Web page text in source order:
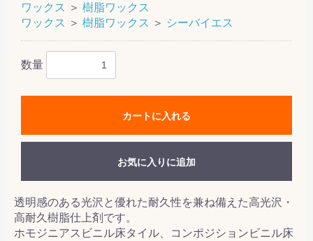
ワックス ＞ 樹脂ワックス
ワックス ＞ 樹脂ワックス ＞ シーバイエス
数量
カートに入れる
お気に入りに追加
透明感のある光沢と優れた耐久性を兼ね備えた高光沢・
高耐久樹脂仕上剤です。
ホモジニアスビニル床タイル、コンポジションビニル床